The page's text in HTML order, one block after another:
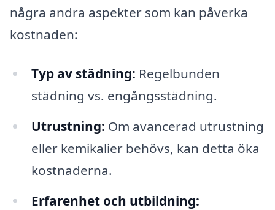
några andra aspekter som kan påverka
kostnaden:
Typ av städning: Regelbunden
städning vs. engångsstädning.
Utrustning: Om avancerad utrustning
eller kemikalier behövs, kan detta öka
kostnaderna.
Erfarenhet och utbildning: